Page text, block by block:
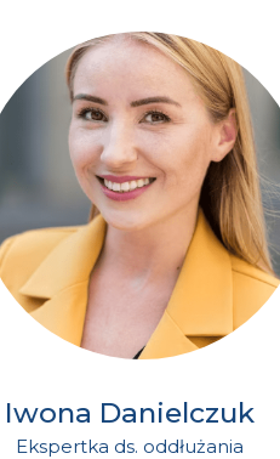
Iwona Danielczuk
Ekspertka ds. oddłużania